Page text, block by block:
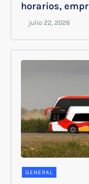
horarios,
GENERAL